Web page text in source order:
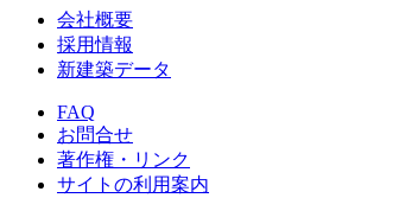
会社概要
採用情報
新建築データ
FAQ
お問合せ
著作権・リンク
サイトの利用案内